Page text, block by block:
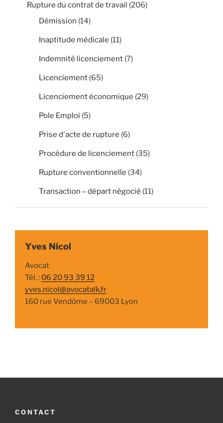
Rupture du contrat de travail (206)
Démission (14)
Inaptitude médicale (11)
Indemnité licenciement (7)
Licenciement (65)
Licenciement économique (29)
Pole Emploi (5)
Prise d'acte de rupture (6)
Procédure de licenciement (35)
Rupture conventionnelle (34)
Transaction – départ négocié (11)
Yves Nicol
Avocat
Tél. : 06 20 93 39 12
yves.nicol@avocatalk.fr
160 rue Vendôme – 69003 Lyon
CONTACT